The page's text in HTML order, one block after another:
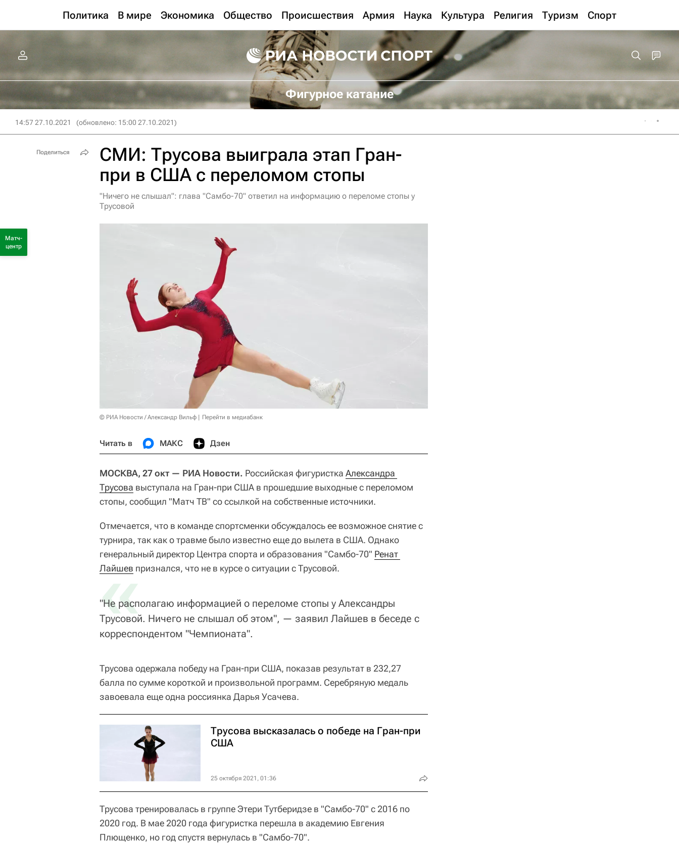
Политика В мире Экономика Общество Происшествия Армия Наука Культура Религия Туризм Спорт
Фигурное катание
14:57 27.10.2021 (обновлено: 15:00 27.10.2021)
СМИ: Трусова выиграла этап Гран-
при в США с переломом стопы
"Ничего не слышал": глава "Самбо-70" ответил на информацию о переломе стопы у
Трусовой
© РИА Новости / Александр Вильф Перейти в медиабанк
Читать в МАКС Дзен
МОСКВА, 27 окт — РИА Новости. Российская фигуристка Александра
Трусова выступала на Гран-при США в прошедшие выходные с переломом
стопы, сообщил "Матч ТВ" со ссылкой на собственные источники.
Отмечается, что в команде спортсменки обсуждалось ее возможное снятие с
турнира, так как о травме было известно еще до вылета в США. Однако
генеральный директор Центра спорта и образования "Самбо-70" Ренат
Лайшев признался, что не в курсе о ситуации с Трусовой.
«
"Не располагаю информацией о переломе стопы у Александры
Трусовой. Ничего не слышал об этом", — заявил Лайшев в беседе с
корреспондентом "Чемпионата".
Трусова одержала победу на Гран-при США, показав результат в 232,27
балла по сумме короткой и произвольной программ. Серебряную медаль
завоевала еще одна россиянка Дарья Усачева.
Трусова высказалась о победе на Гран-при
США
25 октября 2021, 01:36
Трусова тренировалась в группе Этери Тутберидзе в "Самбо-70" с 2016 по
2020 год. В мае 2020 года фигуристка перешла в академию Евгения
Плющенко, но год спустя вернулась в "Самбо-70".
Поделиться
Матч-
центр